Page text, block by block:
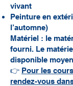
vivant
Peinture en
l’automne)
Matériel : le
fourni. Le
disponible
👉 Pour les
rendez-vous